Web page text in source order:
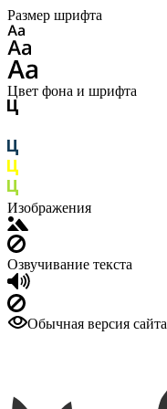
Размер шрифта
Цвет фона и шрифта
Изображения
Озвучивание текста
Обычная версия сайта